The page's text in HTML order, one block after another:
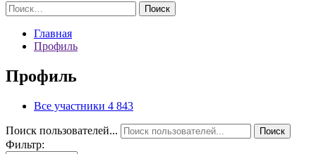
Найти:
Главная
Профиль
Профиль
Все участники 4 843
Поиск пользователей... Поиск
Фильтр: